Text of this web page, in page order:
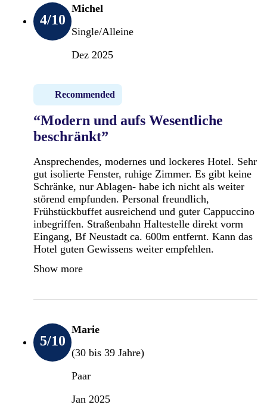
4/10
Michel
Single/Alleine
Dez 2025
Recommended
“Modern und aufs Wesentliche
beschränkt”
Ansprechendes, modernes und lockeres Hotel. Sehr
gut isolierte Fenster, ruhige Zimmer. Es gibt keine
Schränke, nur Ablagen- habe ich nicht als weiter
störend empfunden. Personal freundlich,
Frühstückbuffet ausreichend und guter Cappuccino
inbegriffen. Straßenbahn Haltestelle direkt vorm
Eingang, Bf Neustadt ca. 600m entfernt. Kann das
Hotel guten Gewissens weiter empfehlen.
Show more
5/10
Marie
(30 bis 39 Jahre)
Paar
Jan 2025